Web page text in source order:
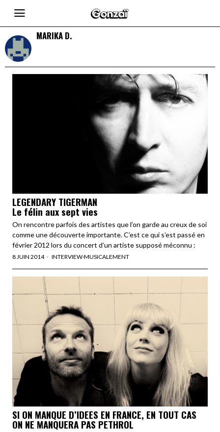
MARIKA D.
LEGENDARY TIGERMAN
Le félin aux sept vies
On rencontre parfois des artistes que l’on garde au creux de soi
comme une découverte importante. C’est ce qui s’est passé en
février 2012 lors du concert d’un artiste supposé méconnu :
8 JUIN 2014 INTERVIEW·MUSICALEMENT
SI ON MANQUE D’IDEES EN FRANCE, EN TOUT CAS
ON NE MANQUERA PAS PETHROL